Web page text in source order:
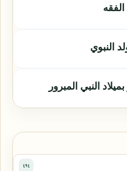
النبوي
النبي المبرور